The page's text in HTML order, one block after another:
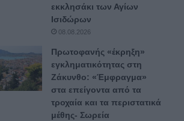
εκκλησάκι των Αγίων
Ισιδώρων
08.08.2026
Πρωτοφανής «έκρηξη»
εγκληματικότητας στη
Ζάκυνθο: «Έμφραγμα»
στα επείγοντα από τα
τροχαία και τα περιστατικά
μέθης- Σωρεία